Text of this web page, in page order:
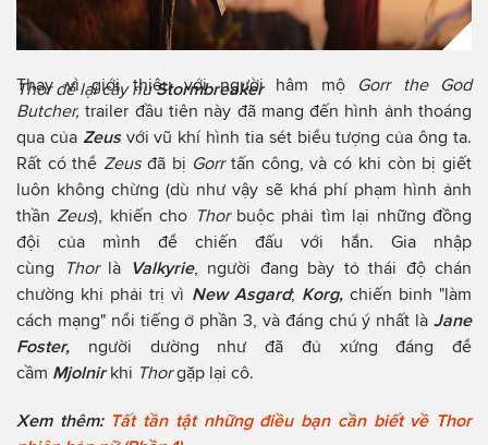
Thor để lại cây rìuStormbreaker
Thay vì giới thiệu với người hâm mộ
Gorr the God
Butcher, trailer đầu tiên này đã mang đến hình ảnh thoáng
qua của Zeusvới vũ khí hình tia sét biểu tượng của ông ta.
Rất có thể Zeusđã bị Gorrtấn công, và có khi còn bị giết
luôn không chừng (dù như vậy sẽ khá phí phạm hình ảnh
thần Zeus), khiến cho Thor buộc phải tìm lại những đồng
đội của mình để chiến đấu với hắn. Gia nhập
cùng
Thor là Valkyrie, người đang bày tỏ thái độ chán
chường khi phải trị vì New Asgard; Korg, chiến binh "làm
cách mạng" nổi tiếng ở phần 3, và đáng chú ý nhất là Jane
Foster, người dường như đã đủ xứng đáng để
cầm Mjolnirkhi Thorgặp lại cô.
Xem thêm: Tất tần tật những điều bạn cần biết về Thor